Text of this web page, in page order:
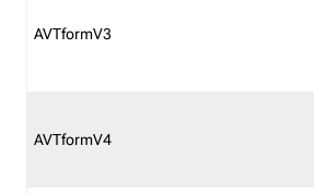
AVTformV3
AVTformV4